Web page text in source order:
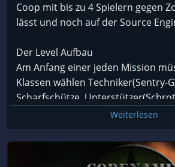
Coop mit bis zu 4 Spielern gegen
lässt und noch auf der Source
Der Level Aufbau
Am Anfang einer jeden Mission
Klassen wählen Techniker(Sentry-
Scharfschütze,
Kommando. Anschließend müsst
mehrere Wellen von Zombies
ggf. barrikadieren oder ihr müsst
Absetzpunkt aus euch vorarbeiten
Weiterlesen